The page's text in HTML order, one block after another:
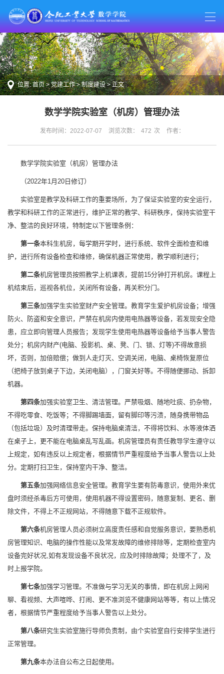
位置:首页>党建工作>制度建设> 正文
数学学院实验室（机房）管理办法
发布时间：2022-07-07 浏览次数： 472 次 作者：
数学学院实验室（机房）管理办法
（2022年1月20日修订）
实验室是教学及科研工作的重要场所，为了保证实验室的安全运行，
教学和科研工作的正常进行，维护正常的教学、科研秩序，保持实验室干
净、整洁的良好环境，特制定以下管理条例：
第一条本科生机房，每学期开学时，进行系统、软件全面检查和维
护，进行所有设备检查和维修，确保机器正常使用，教学顺利进行；
第二条机房管理员按照教学上机课表，提前15分钟打开机房。课程上
机结束后，巡视各机位，关闭所有设备，再关积分门。
第三条加强学生实验室财产安全管理。教育学生爱护机房设备；增强
防火、防盗和安全意识，严禁在机房内使用电热器等设备，若发现安全隐
患，应立即向管理人员报告；发现学生使用电热器等设备给予当事人警告
处分；机房内财产(电脑、投影机、桌、凳、门、锁、灯等)不得故意损
坏，否则，加倍赔偿；做到人走灯灭、空调关闭，电脑、桌椅恢复原位
（把椅子放到桌子下边，关闭电脑），门窗关好等。不得随便挪动、拆卸
机器。
第四条加强实验室卫生、清洁管理。严禁吸烟、随地吐痰、扔杂物，
不得吃零食、吃饭等；不得脚踢墙面，留有脚印等污渍，随身携带物品
（包括垃圾）及时清理带走。保持电脑桌清洁，不得将饮料、水等液体洒
在桌子上，更不能在电脑桌乱写乱画。机房管理员有责任教导学生遵守以
上规定，如有违反以上规定者，根据情节严重程度给予当事人警告以上处
分。定期打扫卫生，保持室内干净、整洁。
第五条加强网络信息安全管理。教育学生要有防毒意识，使用外来优
盘时须经杀毒后方可使用，使用机器不得设置密码，随意复制、更名、删
除文件，不得上不正规网站，不得随意下载不正规软件。
第六条机房管理人员必须树立高度责任感和自觉服务意识，要熟悉机
房管理知识、电脑的操作性能以及常发故障的维修排除等，定期检查室内
设备完好状况,如有发现设备不良状况，应及时排除故障；处理不了，及
时上报学院。
第七条加强学习管理。不准做与学习无关的事情，即在机房上网闲
聊、看视频、大声喧哗、打闹、更不准浏览不健康网站等等，有以上情况
者，根据情节严重程度给予当事人警告以上处分。
第八条研究生实验室施行导师负责制，由个实验室自行安排学生进行
正常管理。
第九条本办法自公布之日起使用。